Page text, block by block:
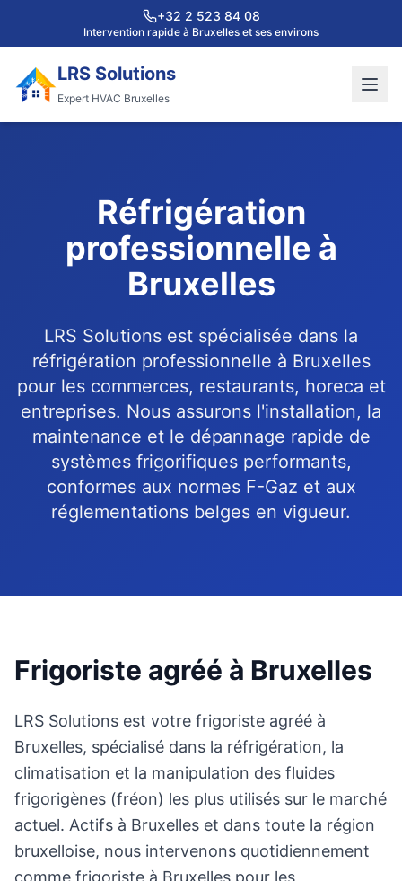
+32 2 523 84 08
Intervention rapide à Bruxelles et ses environs
LRS Solutions
Expert HVAC Bruxelles
Réfrigération
professionnelle à
Bruxelles
LRS Solutions est spécialisée dans la
réfrigération professionnelle à Bruxelles
pour les commerces, restaurants, horeca et
entreprises. Nous assurons l'installation, la
maintenance et le dépannage rapide de
systèmes frigorifiques performants,
conformes aux normes F-Gaz et aux
réglementations belges en vigueur.
Frigoriste agréé à Bruxelles
LRS Solutions est votre frigoriste agréé à
Bruxelles, spécialisé dans la réfrigération, la
climatisation et la manipulation des fluides
frigorigènes (fréon) les plus utilisés sur le marché
actuel. Actifs à Bruxelles et dans toute la région
bruxelloise, nous intervenons quotidiennement
comme frigoriste à Bruxelles pour les